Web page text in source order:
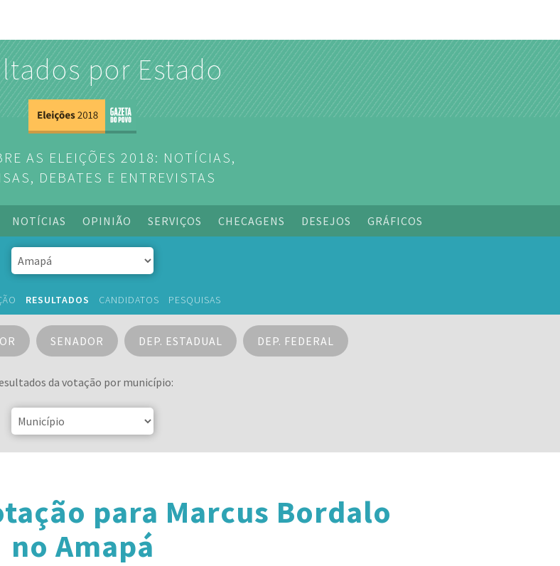
por Estado
AS ELEIÇÕES 2018: NOTÍCIAS,
DEBATES E ENTREVISTAS
NOTÍCIAS OPINIÃO SERVIÇOS CHECAGENS DESEJOS GRÁFICOS
RESULTADOS CANDIDATOS PESQUISAS
SENADOR DEP. ESTADUAL DEP. FEDERAL
da votação por município:
para Marcus Bordalo
no Amapá